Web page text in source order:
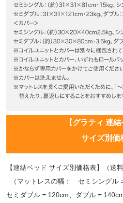
【グラティ 連結
サイズ別価
【連結ベッド サイズ別価格表】（送料
（マットレスの幅： セミシングル
セミダブル = 120cm、ダブル = 140cm